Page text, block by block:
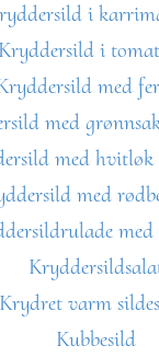
i
Kryddersild i
med
med
med
med
med
Krydret varm
Kubbesild